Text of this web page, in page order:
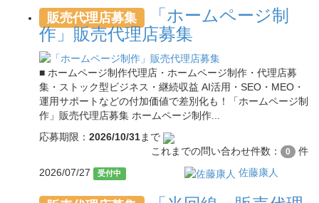
販売代理店募集
「ホームページ制
作」販売代理店募集
■ ホームページ制作代理店・ホームページ制作・代理店募
集・ストック型ビジネス・継続収益 AI活用・SEO・MEO・
運用サポートなどの付加価値で差別化も！「ホームページ制
作」販売代理店募集 ホームページ制作...
応募期限： 2026/10/31まで
これまでの問い合わせ件数：
0
件
2026/07/27
受付中 佐藤康人